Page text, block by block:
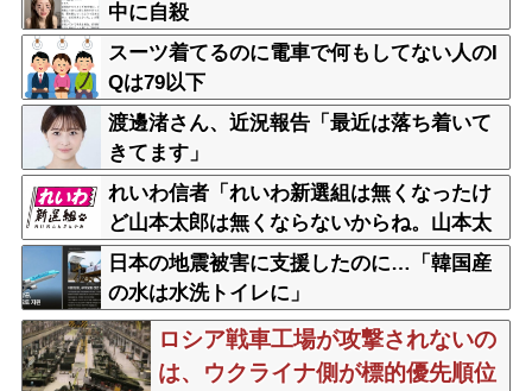
中に自殺
スーツ着てるのに電車で何もしてない人のI
Qは79以下
渡邊渚さん、近況報告「最近は落ち着いて
きてます」
れいわ信者「れいわ新選組は無くなったけ
ど山本太郎は無くならないからね。山本太
郎Forever????」
日本の地震被害に支援したのに…「韓国産
の水は水洗トイレに」
ロシア戦車工場が攻撃されないの
は、ウクライナ側が標的優先順位